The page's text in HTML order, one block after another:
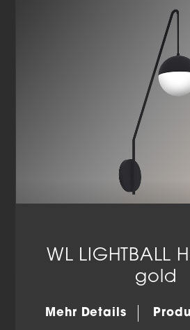
WL LIGHTBALL
gold
Mehr Details